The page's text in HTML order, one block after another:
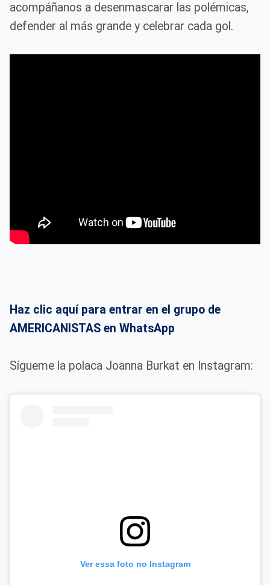
acompáñanos a desenmascarar las polémicas,
defender al más grande y celebrar cada gol.
Haz clic aquí para entrar en el grupo de
AMERICANISTAS en WhatsApp
Sígueme la polaca Joanna Burkat en Instagram:
Ver essa foto no Instagram